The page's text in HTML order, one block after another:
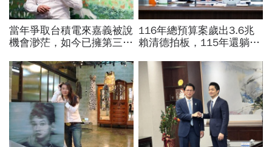
當年爭取台積電來嘉義被說
機會渺茫，如今已擁第三
蚊子館也變無人機聚落
116年總預算案歲出3.6兆
賴清德拍板，115年還躺在
政首例如何解決？